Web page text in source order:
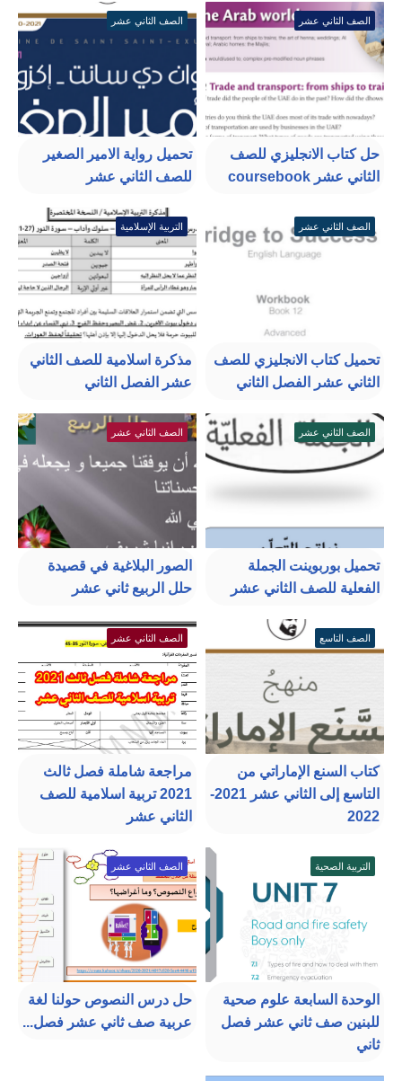
الصف الثاني عشر
حل كتاب الانجليزي للصف
الثاني عشر coursebook
الصف الثاني عشر
تحميل رواية الامير الصغير
للصف الثاني عشر
الصف الثاني عشر
تحميل كتاب الانجليزي للصف
الثاني عشر الفصل الثاني
التربية الإسلامية
مذكرة اسلامية للصف الثاني
عشر الفصل الثاني
الصف الثاني عشر
تحميل بوربوينت الجملة
الفعلية للصف الثاني عشر
الصف الثاني عشر
الصور البلاغية في قصيدة
حلل الربيع ثاني عشر
الصف التاسع
كتاب السنع الإماراتي من
التاسع إلى الثاني عشر 2021-
2022
الصف الثاني عشر
مراجعة شاملة فصل ثالث
2021 تربية اسلامية للصف
الثاني عشر
التربية الصحية
الوحدة السابعة علوم صحية
للبنين صف ثاني عشر فصل
ثاني
الصف الثاني عشر
حل درس النصوص حولنا لغة
عربية صف ثاني عشر فصل...